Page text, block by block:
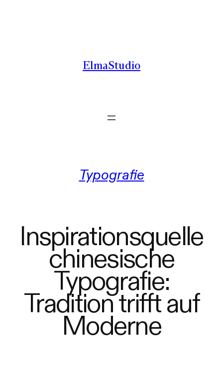
ElmaStudio
Typografie
Inspirationsquelle
chinesische
Typografie:
Tradition trifft auf
Moderne